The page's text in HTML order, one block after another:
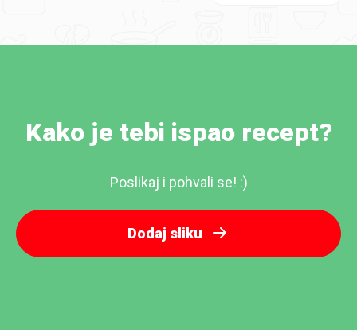
Kako je tebi ispao recept?
Poslikaj i pohvali se! :)
Dodaj sliku